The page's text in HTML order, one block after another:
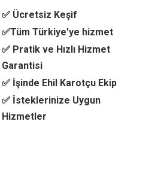
✅ Ücretsiz Keşif
✅Tüm Türkiye'ye hizmet
✅ Pratik ve Hızlı Hizmet
Garantisi
✅ İşinde Ehil Karotçu Ekip
✅ İsteklerinize Uygun
Hizmetler